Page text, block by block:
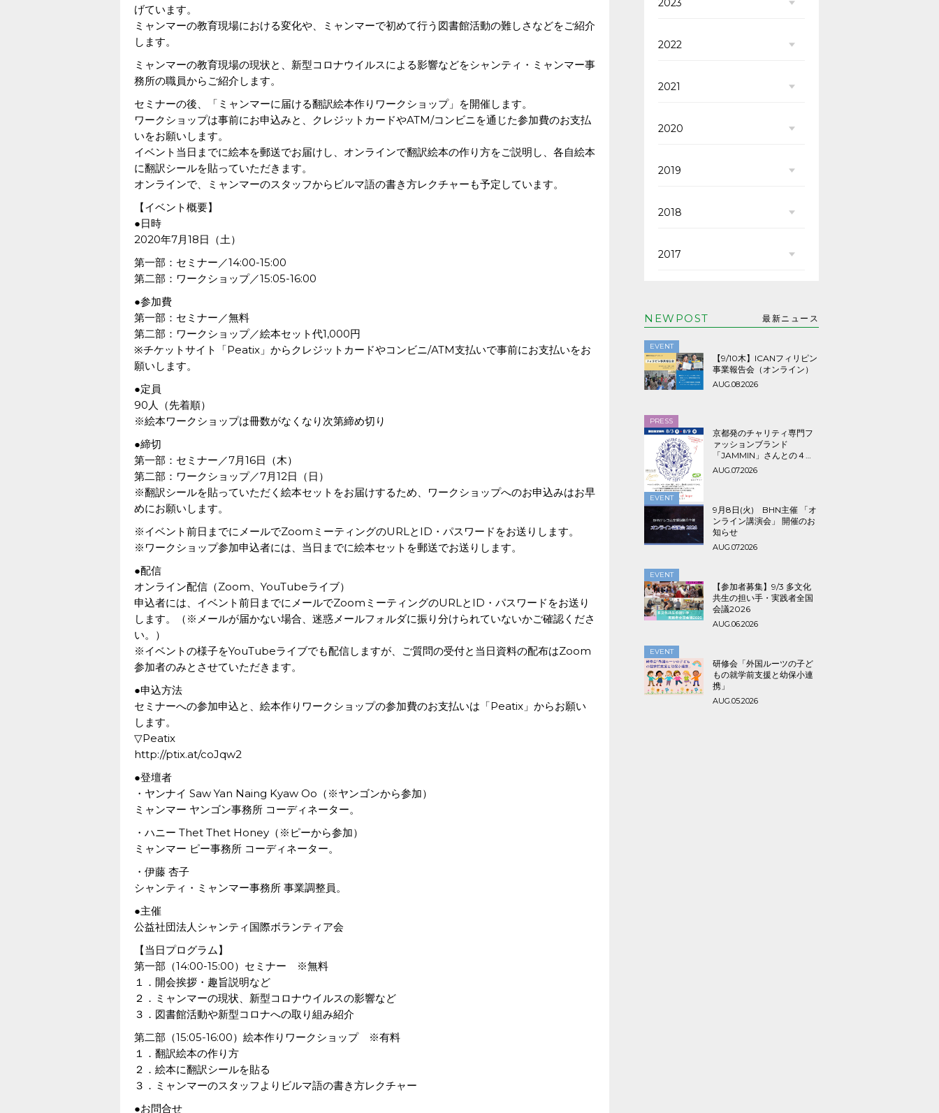
げています。
ミャンマーの教育現場における変化や、ミャンマーで初めて行う図書館活動の難しさなどをご紹介
します。
ミャンマーの教育現場の現状と、新型コロナウイルスによる影響などをシャンティ・ミャンマー事
務所の職員からご紹介します。
セミナーの後、「ミャンマーに届ける翻訳絵本作りワークショップ」を開催します。
ワークショップは事前にお申込みと、クレジットカードやATM/コンビニを通じた参加費のお支払
いをお願いします。
イベント当日までに絵本を郵送でお届けし、オンラインで翻訳絵本の作り方をご説明し、各自絵本
に翻訳シールを貼っていただきます。
オンラインで、ミャンマーのスタッフからビルマ語の書き方レクチャーも予定しています。
【イベント概要】
●日時
2020年7月18日（土）
第一部：セミナー／14:00-15:00
第二部：ワークショップ／15:05-16:00
●参加費
第一部：セミナー／無料
第二部：ワークショップ／絵本セット代1,000円
※チケットサイト「Peatix」からクレジットカードやコンビニ/ATM支払いで事前にお支払いをお
願いします。
●定員
90人（先着順）
※絵本ワークショップは冊数がなくなり次第締め切り
●締切
第一部：セミナー／7月16日（木）
第二部：ワークショップ／7月12日（日）
※翻訳シールを貼っていただく絵本セットをお届けするため、ワークショップへのお申込みはお早
めにお願いします。
※イベント前日までにメールでZoomミーティングのURLとID・パスワードをお送りします。
※ワークショップ参加申込者には、当日までに絵本セットを郵送でお送りします。
●配信
オンライン配信（Zoom、YouTubeライブ）
申込者には、イベント前日までにメールでZoomミーティングのURLとID・パスワードをお送り
します。（※メールが届かない場合、迷惑メールフォルダに振り分けられていないかご確認くださ
い。）
※イベントの様子をYouTubeライブでも配信しますが、ご質問の受付と当日資料の配布はZoom
参加者のみとさせていただきます。
●申込方法
セミナーへの参加申込と、絵本作りワークショップの参加費のお支払いは「Peatix」からお願い
します。
▽Peatix
http://ptix.at/coJqw2
●登壇者
・ヤンナイ Saw Yan Naing Kyaw Oo（※ヤンゴンから参加）
ミャンマー ヤンゴン事務所 コーディネーター。
・ハニー Thet Thet Honey（※ピーから参加）
ミャンマー ピー事務所 コーディネーター。
・伊藤 杏子
シャンティ・ミャンマー事務所 事業調整員。
●主催
公益社団法人シャンティ国際ボランティア会
【当日プログラム】
第一部（14:00-15:00）セミナー ※無料
１．開会挨拶・趣旨説明など
２．ミャンマーの現状、新型コロナウイルスの影響など
３．図書館活動や新型コロナへの取り組み紹介
第二部（15:05-16:00）絵本作りワークショップ ※有料
１．翻訳絵本の作り方
２．絵本に翻訳シールを貼る
３．ミャンマーのスタッフよりビルマ語の書き方レクチャー
●お問合せ
2023
2022
2021
2020
2019
2018
2017
NEWPOST 最新ニュース
EVENT
【9/10木】ICANフィリピン
事業報告会（オンライン）
AUG.08.2026
PRESS
京都発のチャリティ専門フ
ァッションブランド
「JAMMIN」さんとの４年
ぶり３回目のコラボTシャツ
AUG.07.2026
EVENT
9月8日(火) BHN主催 「オ
ンライン講演会」 開催のお
知らせ
AUG.07.2026
EVENT
【参加者募集】9/3 多文化
共生の担い手・実践者全国
会議2026
AUG.06.2026
EVENT
研修会「外国ルーツの子ど
もの就学前支援と幼保小連
携」
AUG.05.2026